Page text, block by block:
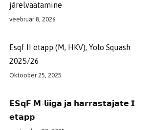
järelvaatamine
veebruar 8, 2026
Esqf II etapp (M, HKV), Yolo Squash
2025/26
Oktoober 25, 2025
𝗘𝗦𝗾𝗙 𝗠-𝗹𝗶𝗶𝗴𝗮 𝗷𝗮 𝗵𝗮𝗿𝗿𝗮𝘀𝘁𝗮𝗷𝗮𝘁𝗲 𝗜
𝗲𝘁𝗮𝗽𝗽